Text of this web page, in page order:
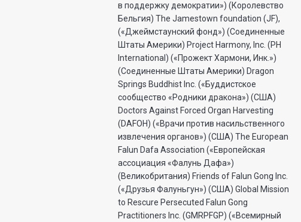
в поддержку демократии») (Королевство
Бельгия) The Jamestown foundation (JF),
(«Джеймстаунский фонд») (Соединенные
Штаты Америки) Project Harmony, Inc. (PH
International) («Прожект Хармони, Инк.»)
(Соединенные Штаты Америки) Dragon
Springs Buddhist Inc. («Буддистское
сообщество «Родники дракона») (США)
Doctors Against Forced Organ Harvesting
(DAFOH) («Врачи против насильственного
извлечения органов») (США) The European
Falun Dafa Association («Европейская
ассоциация «Фалунь Дафа»)
(Великобритания) Friends of Falun Gong Inc.
(«Друзья Фалуньгун») (США) Global Mission
to Rescure Persecuted Falun Gong
Practitioners Inc. (GMRPFGP) («Всемирный